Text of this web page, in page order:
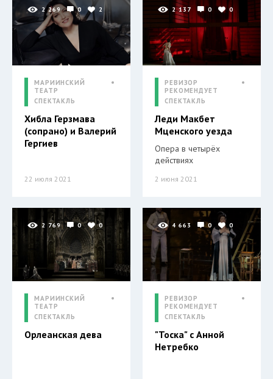
2 269 0 2
МАРИИНСКИЙ
ТЕАТР
СПЕКТАКЛЬ
Хибла Герзмава
(сопрано) и Валерий
Гергиев
22 июля 2021
2 137 0 0
РЕВИЗОР
РЕКОМЕНДУЕТ
СПЕКТАКЛЬ
Леди Макбет
Мценского уезда
Опера в четырёх
действиях
2 июня 2021
2 769 0 0
МАРИИНСКИЙ
ТЕАТР
СПЕКТАКЛЬ
Орлеанская дева
4 663 0 0
РЕВИЗОР
РЕКОМЕНДУЕТ
СПЕКТАКЛЬ
"Тоска" с Анной
Нетребко